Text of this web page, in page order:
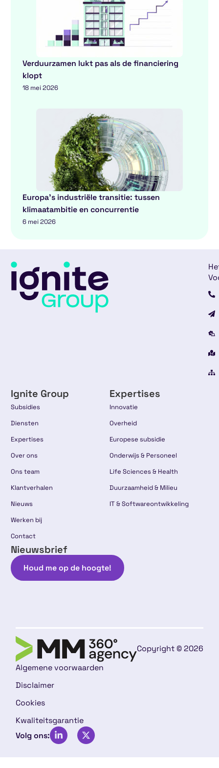
Verduurzamen lukt pas als de financiering
klopt
18 mei 2026
Europa’s industriële transitie: tussen
klimaatambitie en concurrentie
6 mei 2026
Ignite Group
Subsidies
Diensten
Expertises
Over ons
Ons team
Klantverhalen
Nieuws
Werken bij
Contact
Expertises
Innovatie
Overheid
Europese subsidie
Onderwijs & Personeel
Life Sciences & Health
Duurzaamheid & Milieu
IT & Softwareontwikkeling
Nieuwsbrief
Houd me op de hoogte!
Copyright © 2026
Algemene voorwaarden
Disclaimer
Cookies
Kwaliteitsgarantie
Volg ons: